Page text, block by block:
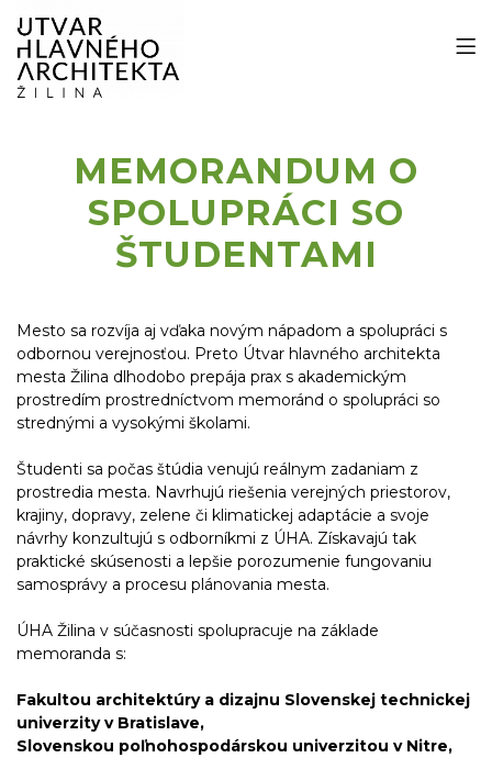
MEMORANDUM O
SPOLUPRÁCI SO
ŠTUDENTAMI
Mesto sa rozvíja aj vďaka novým nápadom a spolupráci s
odbornou verejnosťou. Preto Útvar hlavného architekta
mesta Žilina dlhodobo prepája prax s akademickým
prostredím prostredníctvom memoránd o spolupráci so
strednými a vysokými školami.
Študenti sa počas štúdia venujú reálnym zadaniam z
prostredia mesta. Navrhujú riešenia verejných priestorov,
krajiny, dopravy, zelene či klimatickej adaptácie a svoje
návrhy konzultujú s odborníkmi z ÚHA. Získavajú tak
praktické skúsenosti a lepšie porozumenie fungovaniu
samosprávy a procesu plánovania mesta.
ÚHA Žilina v súčasnosti spolupracuje na základe
memoranda s:
Fakultou architektúry a dizajnu Slovenskej technickej
univerzity v Bratislave,
Slovenskou poľnohospodárskou univerzitou v Nitre,